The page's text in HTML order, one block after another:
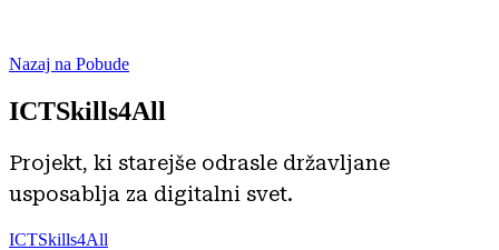
Nazaj na Pobude
ICTSkills4All
Projekt, ki starejše odrasle državljane
usposablja za digitalni svet.
ICTSkills4All